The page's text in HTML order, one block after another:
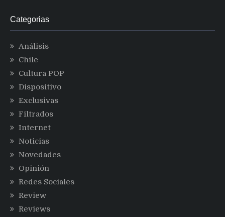
Categorias
Análisis
Chile
Cultura POP
Dispositivo
Exclusivas
Filtrados
Internet
Noticias
Novedades
Opinión
Redes Sociales
Review
Reviews